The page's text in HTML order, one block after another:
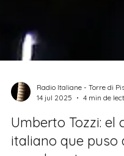
14 jul 2025
4 min de
Umberto Tozzi: el